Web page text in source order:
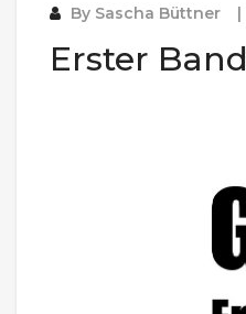
By Sascha Büttner
Erster Band